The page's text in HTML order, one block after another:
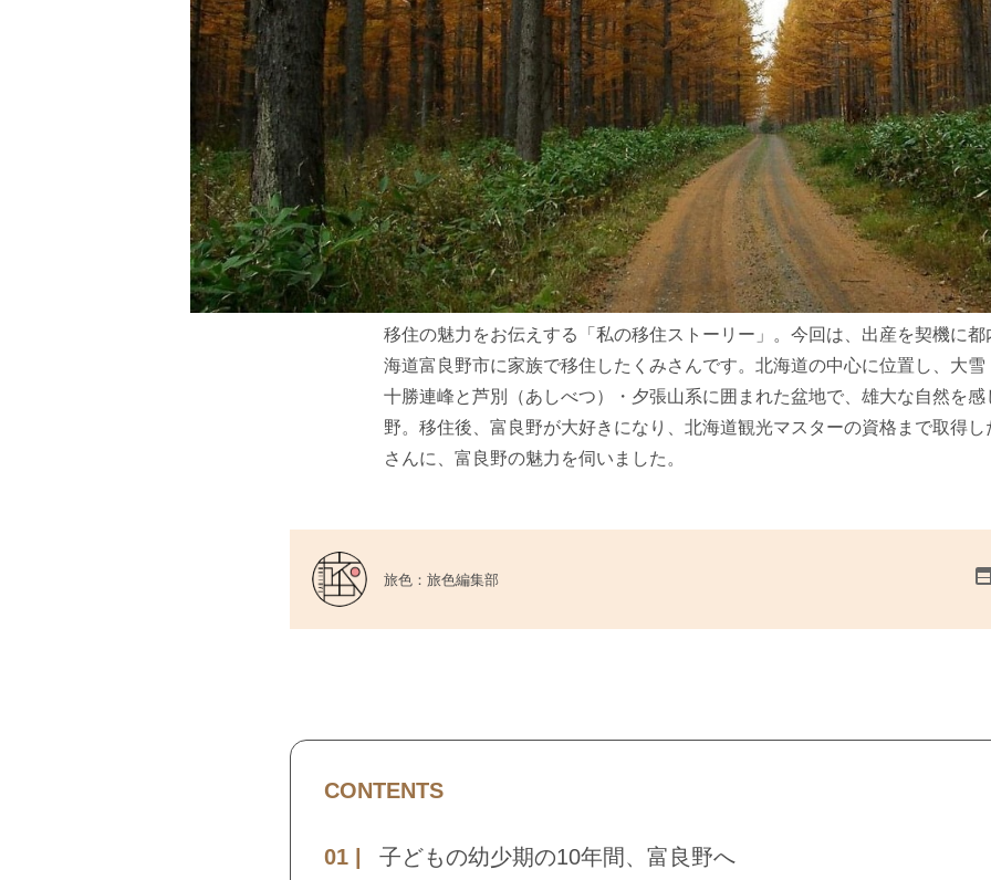
移住の魅力をお伝えする「私の移住ストーリー」。今回は、出産を契機に都
海道富良野市に家族で移住したくみさんです。北海道の中心に位置し、大雪
十勝連峰と芦別（あしべつ）・夕張山系に囲まれた盆地で、雄大な自然を感
野。移住後、富良野が大好きになり、北海道観光マスターの資格まで取得し
さんに、富良野の魅力を伺いました。
旅色：旅色編集部
CONTENTS
子どもの幼少期の10年間、富良野へ